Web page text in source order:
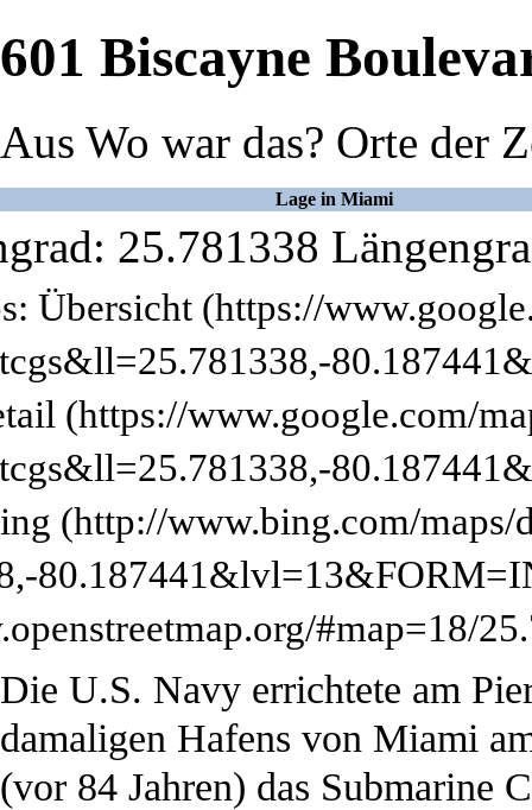
601 Biscayne
Aus Wo war das? Orte der
Lage in Miami
25.781338
Übersicht
Die U.S. Navy errichtete am
damaligen Hafens von Miami
(vor 84 Jahren) das Submarine